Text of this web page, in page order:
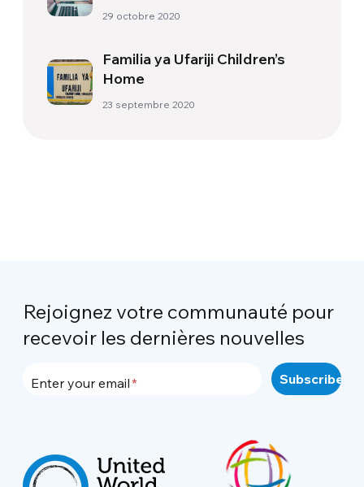
29 octobre 2020
Familia ya Ufariji Children’s
Home
23 septembre 2020
Rejoignez votre communauté pour
recevoir les dernières nouvelles
Enter your email